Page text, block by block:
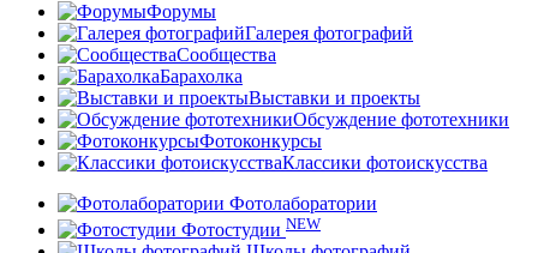
Форумы
Галерея фотографий
Сообщества
Барахолка
Выставки и проекты
Обсуждение фототехники
Фотоконкурсы
Классики фотоискусства
Фотолаборатории
Фотостудии NEW